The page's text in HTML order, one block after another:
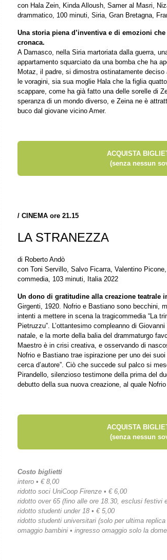
con Hala Zein, Kinda Alloush, Samer al Masri,
drammatico, 100 minuti, Siria, Gran Bretagna,
Una storia piena d’inventiva e di emozioni
cronaca.
A Damasco, nella Siria martoriata dalla guerra,
appartamento squarciato da una bomba che ha
Motaz, il padre, si dimostra ostinatamente deciso
le voragini, sia sua moglie Hala che la figlia
scappare, come ha già fatto una delle sorelle di
speranza di un mondo diverso, e Zeina ne è
buco dal giovane vicino Amer.
ACQUISTA
(senza nessun
/ CINEMA ore 21.15
LA STRANEZZA
di Roberto Andò
con Toni Servillo, Salvo Ficarra, Valentino
commedia, 103 minuti, Italia 2022
Un dono di gratitudine alla creazione teatrale
Girgenti, 1920. Nofrio e Bastiano sono becchini,
intenti a mettere in scena la tragicommedia “La
Pietruzzu”. L’ottantesimo compleanno di
natale, e la morte della balia del drammaturgo
Maestro è in crisi creativa, e osservando di
Nofrio e Bastiano trae ispirazione per uno dei
cerca d’autore”. Ciò che succede sul palco si
Pirandello, silenzioso testimone della prima del
debutto della sua nuova creazione, al quale
ACQUISTA
(senza nessun
Costo biglietti
intero • € 8,00
ridotto soci UniCoop Firenze • € 6,00
ridotto over 65 (fino alle ore 18.30, esclusi festivi
ridotto studenti under 18 • € 5,00
ridotto studenti universitari (solo per ultima replica
omaggio bambini • ingresso omaggio solo la